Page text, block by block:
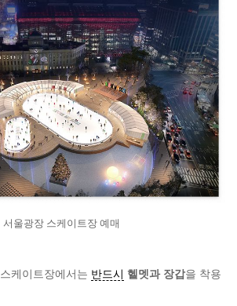
서울광장 스케이트장 예매
스케이트장에서는 반드시 헬멧과 장갑을 착용